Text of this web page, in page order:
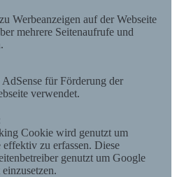
Werbeanzeigen auf der Webseite
mehrere Seitenaufrufe und
für Förderung der
verwendet.
Cookie wird genutzt um
zu erfassen. Diese
genutzt um Google